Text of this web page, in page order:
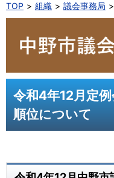
TOP
組織 議会事務局
令和4年12月定
順位について